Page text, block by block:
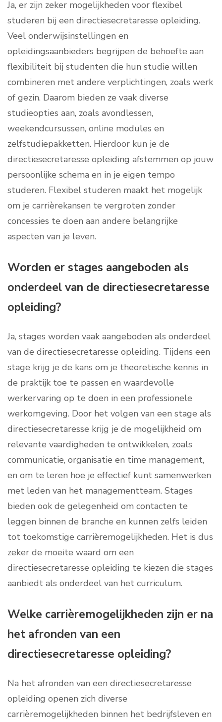
Ja, er zijn zeker mogelijkheden voor flexibel
studeren bij een directiesecretaresse opleiding.
Veel onderwijsinstellingen en
opleidingsaanbieders begrijpen de behoefte aan
flexibiliteit bij studenten die hun studie willen
combineren met andere verplichtingen, zoals werk
of gezin. Daarom bieden ze vaak diverse
studieopties aan, zoals avondlessen,
weekendcursussen, online modules en
zelfstudiepakketten. Hierdoor kun je de
directiesecretaresse opleiding afstemmen op jouw
persoonlijke schema en in je eigen tempo
studeren. Flexibel studeren maakt het mogelijk
om je carrièrekansen te vergroten zonder
concessies te doen aan andere belangrijke
aspecten van je leven.
Worden er stages aangeboden als
onderdeel van de directiesecretaresse
opleiding?
Ja, stages worden vaak aangeboden als onderdeel
van de directiesecretaresse opleiding. Tijdens een
stage krijg je de kans om je theoretische kennis in
de praktijk toe te passen en waardevolle
werkervaring op te doen in een professionele
werkomgeving. Door het volgen van een stage als
directiesecretaresse krijg je de mogelijkheid om
relevante vaardigheden te ontwikkelen, zoals
communicatie, organisatie en time management,
en om te leren hoe je effectief kunt samenwerken
met leden van het managementteam. Stages
bieden ook de gelegenheid om contacten te
leggen binnen de branche en kunnen zelfs leiden
tot toekomstige carrièremogelijkheden. Het is dus
zeker de moeite waard om een
directiesecretaresse opleiding te kiezen die stages
aanbiedt als onderdeel van het curriculum.
Welke carrièremogelijkheden zijn er na
het afronden van een
directiesecretaresse opleiding?
Na het afronden van een directiesecretaresse
opleiding openen zich diverse
carrièremogelijkheden binnen het bedrijfsleven en